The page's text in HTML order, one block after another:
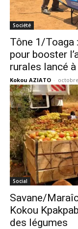
Société
Tône 1/Toaga
pour booster
rurales lancé
Kokou AZIATO -
Social
Savane/
Kokou
des légumes